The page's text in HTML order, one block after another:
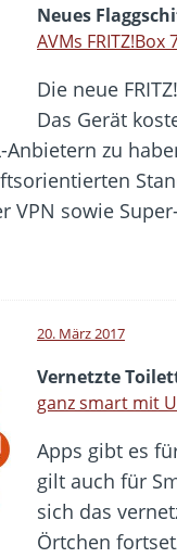
Neues
AVMs
Die neue
Das Gerät
Anbietern zu
VPN sowie
20. März 2017
Vernetzte
ganz smart mit
Apps gibt es
gilt auch für
sich das
Örtchen